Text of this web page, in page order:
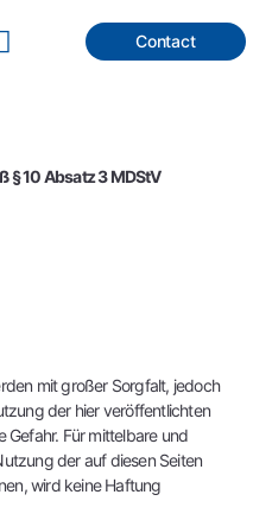
Contact
§ 10 Absatz 3 MDStV
mit großer Sorgfalt, jedoch
der hier veröffentlichten
Gefahr. Für mittelbare und
der auf diesen Seiten
wird keine Haftung